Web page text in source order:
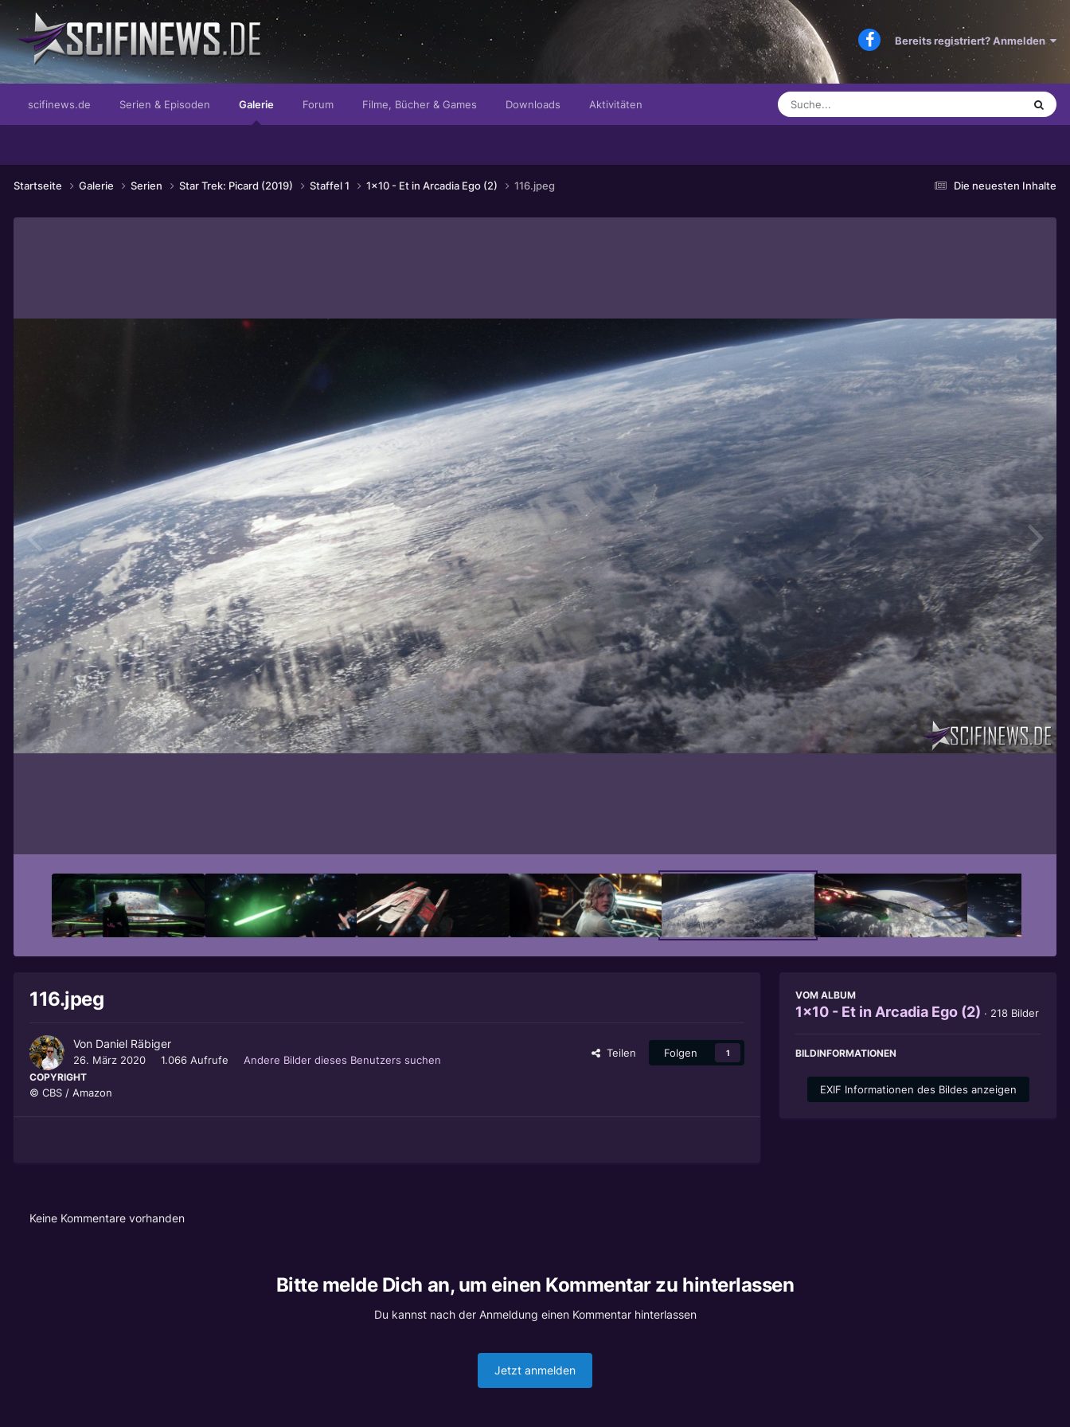
Bereits registriert? Anmelden
scifinews.de Serien & Episoden Galerie Forum Filme, Bücher & Games Downloads Aktivitäten
Die neuesten Inhalte
Startseite Galerie Serien Star Trek: Picard (2019) Staffel 1 1x10 - Et in Arcadia Ego (2) 116.jpeg
116.jpeg
Von Daniel Räbiger
26. März 2020 1.066 Aufrufe Andere Bilder dieses Benutzers suchen
Teilen Folgen 1
COPYRIGHT
© CBS / Amazon
VOM ALBUM
1x10 - Et in Arcadia Ego (2) · 218 Bilder
BILDINFORMATIONEN
EXIF Informationen des Bildes anzeigen
Keine Kommentare vorhanden
Bitte melde Dich an, um einen Kommentar zu hinterlassen
Du kannst nach der Anmeldung einen Kommentar hinterlassen
Jetzt anmelden